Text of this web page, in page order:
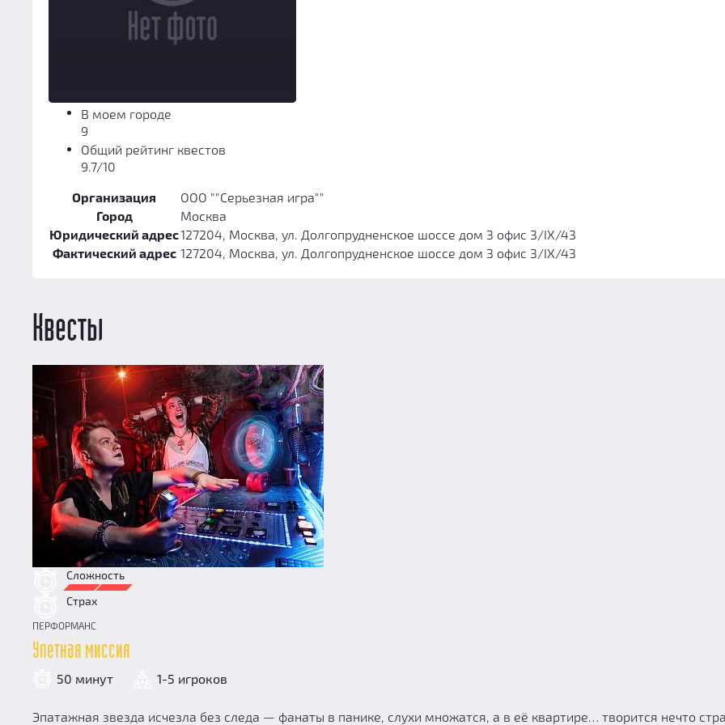
В моем городе
9
Общий рейтинг квестов
9.7/10
Организация
ООО ""Серьезная игра""
Город
Москва
Юридический адрес127204, Москва, ул. Долгопрудненское шоссе дом 3 офис 3/IX/43
Фактический адрес 127204, Москва, ул. Долгопрудненское шоссе дом 3 офис 3/IX/43
Квесты
Сложность
Страх
ПЕРФОРМАНС
Улетная миссия
50 минут 1-5 игроков
Эпатажная звезда исчезла без следа — фанаты в панике, слухи множатся, а в её квартире… творится нечто